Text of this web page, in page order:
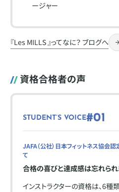
ージャー
『Les MILLS 』ってなに？ ブログへ
資格合格者の声
STUDENT’S VOICE#01
JAFA（公社）日本フィットネス協会
て
合格の喜びと達成感は忘れられ
インストラクターの資格は、6種